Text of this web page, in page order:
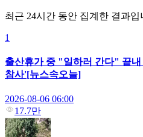
최근 24시간 동안 집계한 결과입
1
출산휴가 중 "일하러 간다" 끝
참사'[뉴스속오늘]
2026-08-06 06:00
17.7만